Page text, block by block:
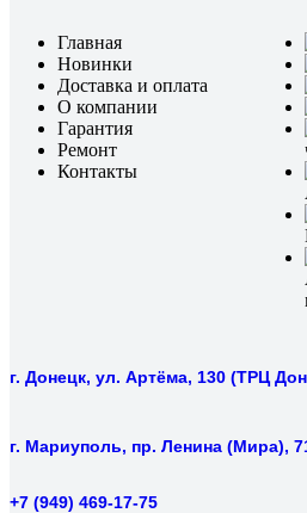
Главная
Новинки
Доставка и оплата
О компании
Гарантия
Ремонт
Контакты
г. Донецк, ул. Артёма, 130 (ТРЦ
г. Мариуполь, пр. Ленина (Мира),
+7 (949) 469-17-75